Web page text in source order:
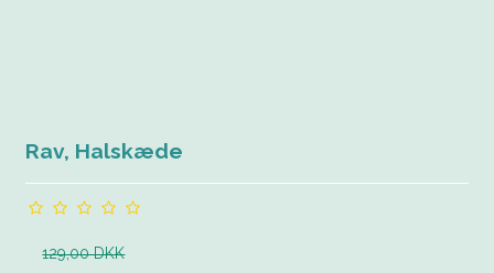
Rav, Halskæde
129,00 DKK